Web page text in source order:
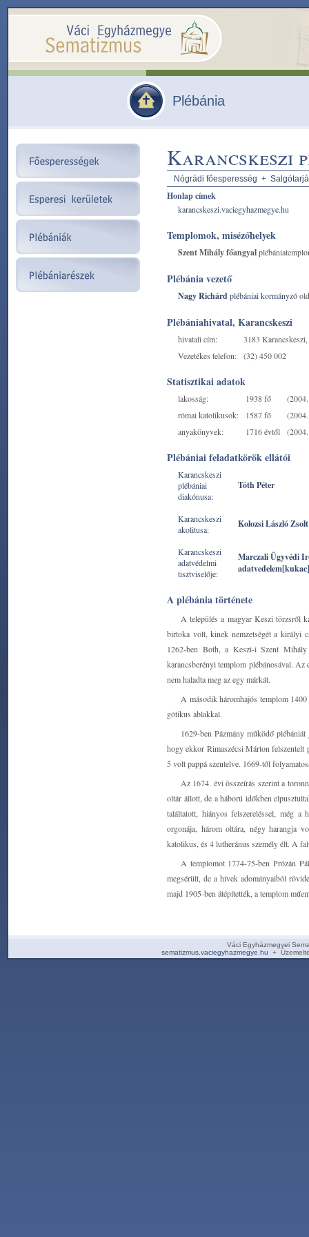
Plébánia
Karancskeszi
Nógrádi főesperesség +
Honlap címek
karancskeszi.vaciegyhazmegye.hu
Templomok, misézőhelyek
Szent Mihály főangyal
Plébánia vezető
Nagy Richárdplébániai kormányzó
Plébániahivatal, Karancskeszi
hivatali cím:
3183
Vezetékes telefon:
(32) 450 002
Statisztikai adatok
lakosság: 1938 fő
római katolikusok:
1587 fő
anyakönyvek:
1716 évtől
Plébániai feladatkörök ellátói
Karancskeszi
plébániai
diakónusa:
Tóth Péter
Karancskeszi
akolitusa:
Kolozsi László Zsolt
Karancskeszi
adatvédelmi
tisztviselője:
Marczali Ügyvédi
A plébánia története
A település a magyar Keszi törzsről
birtoka volt, kinek nemzetségét a királyi
1262-ben Both, a Keszi-i Szent Mihály
karancsberényi templom plébánosával. Az
nem haladta meg az egy márkát.
A második háromhajós templom
gótikus ablakkal.
1629-ben Pázmány működő
hogy ekkor Rimaszécsi Márton felszentelt
5 volt pappá szentelve. 1669-től
Az 1674. évi összeírás szerint a
oltár állott, de a háború időkben
találtatott, hiányos felszereléssel, még
orgonája, három oltára, négy harangja
katolikus, és 4 lutheránus személy élt. A
A templomot 1774-75-ben Prózán
megsérült, de a hívek adományaiból
majd 1905-ben átépítették, a templom
Váci Egyházmegyei
sematizmus.vaciegyhazmegye.hu +